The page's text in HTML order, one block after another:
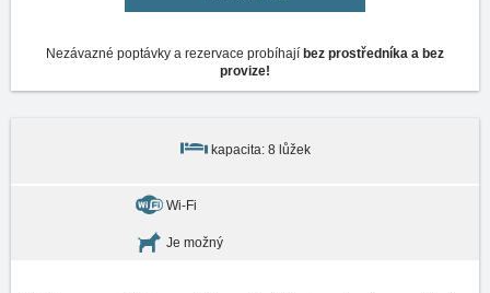
Nezávazné poptávky a rezervace probíhají bez prostředníka a bez
provize!
kapacita: 8 lůžek
Wi-Fi
Je možný